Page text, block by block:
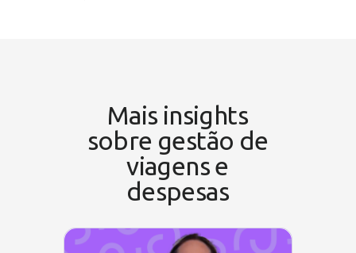
Mais insights
sobre gestão de
viagens e
despesas